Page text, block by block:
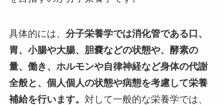
具体的には、 分子栄養学では消化管である口、
胃、小腸や大腸、胆嚢などの状態や、酵素の
量、働き、ホルモンや自律神経など身体の代謝
全般と、個人個人の状態や病態を考慮して栄養
補給を行います。 対して一般的な栄養学では、